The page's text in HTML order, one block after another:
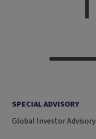
SPECIAL ADVISORY
Global Investor Advisory